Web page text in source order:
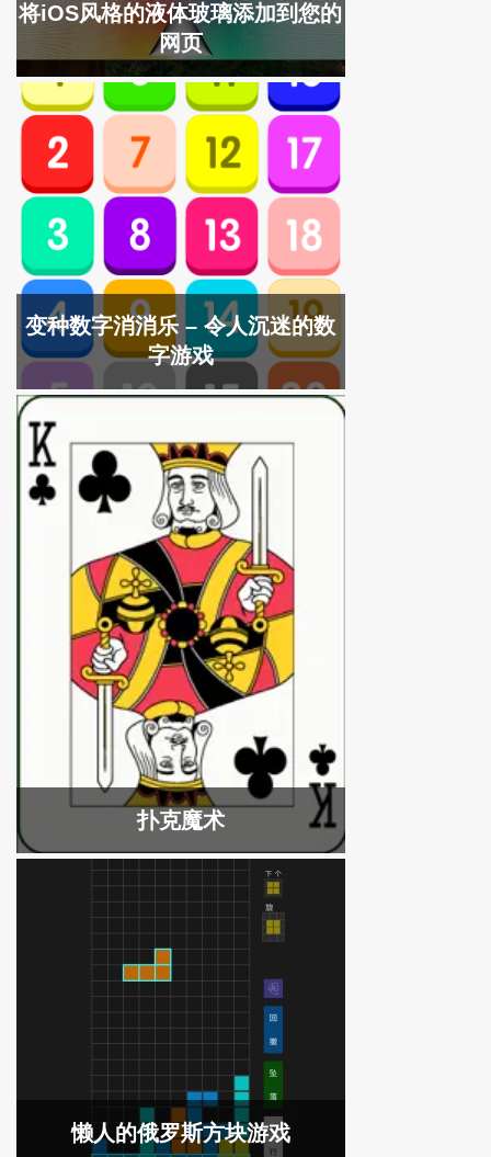
将iOS风格的液体玻璃添加到您的
网页
变种数字消消乐 – 令人沉迷的数
字游戏
扑克魔术
懒人的俄罗斯方块游戏